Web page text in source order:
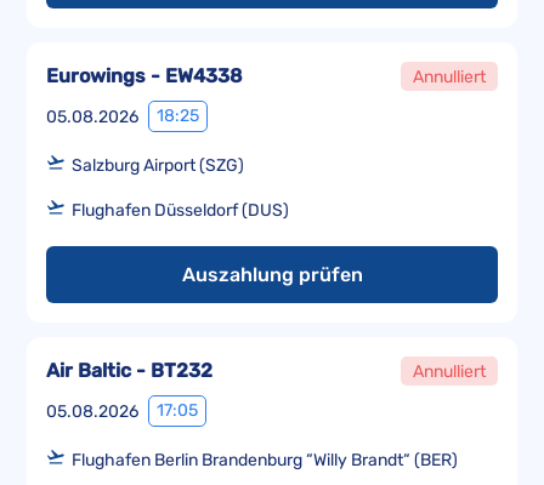
05.08.2026 18:25
Eurowings - EW4338 Annulliert
Salzburg Airport (SZG)
Flughafen Düsseldorf (DUS)
Auszahlung prüfen
05.08.2026 17:05
Air Baltic - BT232 Annulliert
Flughafen Berlin Brandenburg “Willy Brandt“ (BER)